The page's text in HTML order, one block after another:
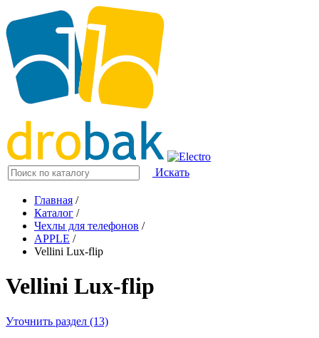
Искать
Главная /
Каталог /
Чехлы для телефонов /
APPLE /
Vellini Lux-flip
Vellini Lux-flip
Уточнить раздел (13)